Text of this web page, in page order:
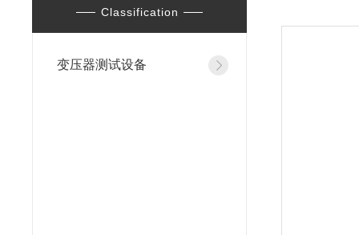
Classification
变压器测试设备